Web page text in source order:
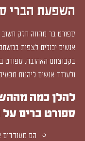
השפעת הברי
ספורט בר מהווה חלק
אנשים יכולים לצפות
בקבוצתם האהובה. ספורט
ולעודד אנשים ליהנות
להלן כמה
ספורט ברים
הם מעודדים